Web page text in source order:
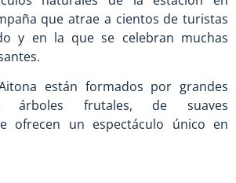
que atrae a cientos de turistas
y en la que se celebran muchas
están formados por grandes
árboles frutales, de suaves
ofrecen un espectáculo único en